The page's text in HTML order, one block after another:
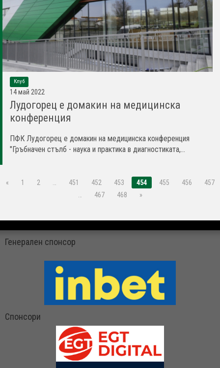
Клуб
14 май 2022
Лудогорец е домакин на медицинска
конференция
ПФК Лудогорец е домакин на медицинска конференция
"Гръбначен стълб - наука и практика в диагностиката,...
« 1 2 … 451 452 453 454 455 456
457
…
467 468 »
Генерален спонсор
Спонсори